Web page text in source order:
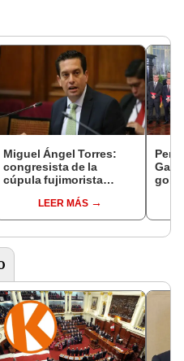
Miguel Ángel Torres:
congresista de la
cúpula fujimorista
del SenadoLEER MÁS